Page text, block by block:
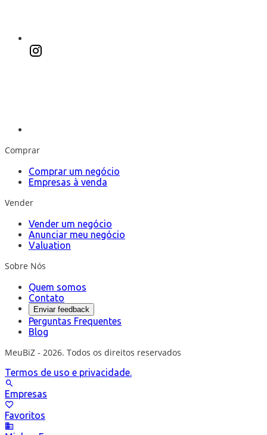
Comprar
Comprar um negócio
Empresas à venda
Vender
Vender um negócio
Anunciar meu negócio
Valuation
Sobre Nós
Quem somos
Contato
Enviar feedback
Perguntas Frequentes
Blog
MeuBiZ - 2026. Todos os direitos reservados
Termos de uso e privacidade.
Empresas
Favoritos